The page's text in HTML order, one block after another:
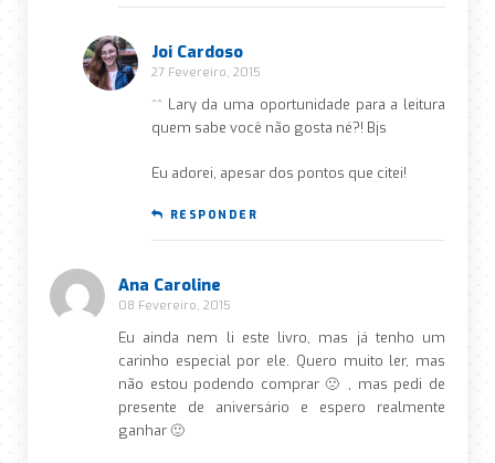
Joi Cardoso
27 Fevereiro, 2015
^^ Lary da uma oportunidade para a leitura
quem sabe você não gosta né?! Bjs
Eu adorei, apesar dos pontos que citei!
RESPONDER
Ana Caroline
08 Fevereiro, 2015
Eu ainda nem li este livro, mas já tenho um
carinho especial por ele. Quero muito ler, mas
não estou podendo comprar 🙁 , mas pedi de
presente de aniversário e espero realmente
ganhar 🙂